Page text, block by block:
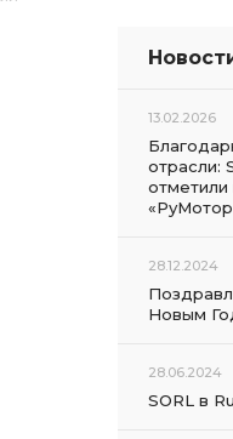
13.02.2026
отрасли:
28.12.2024
Новым
28.06.2024
SORL в